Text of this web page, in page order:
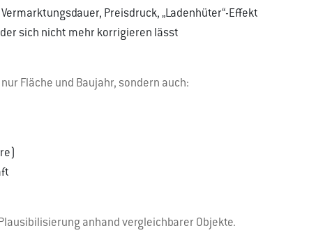
Preisdruck, „Ladenhüter“-Effekt
sich nicht mehr korrigieren lässt
Fläche und Baujahr, sondern auch:
anhand vergleichbarer Objekte.